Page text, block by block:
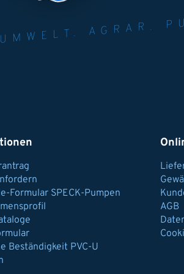
Formular SPECK-Pumpen
Beständigkeit PVC-U
AGB